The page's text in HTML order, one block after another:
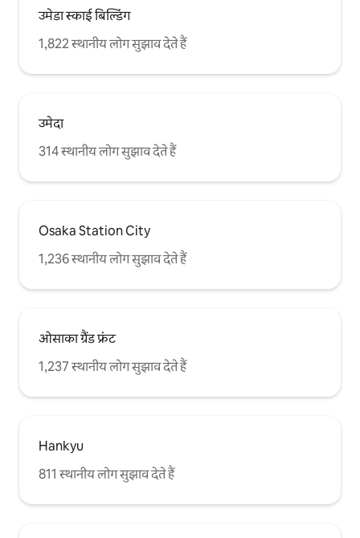
उमेडा स्काई बिल्डिंग
1,822 स्थानीय लोग सुझाव देते हैं
उमेदा
314 स्थानीय लोग सुझाव देते हैं
Osaka Station City
1,236 स्थानीय लोग सुझाव देते हैं
ओसाका ग्रैंड फ्रंट
1,237 स्थानीय लोग सुझाव देते हैं
Hankyu
811 स्थानीय लोग सुझाव देते हैं